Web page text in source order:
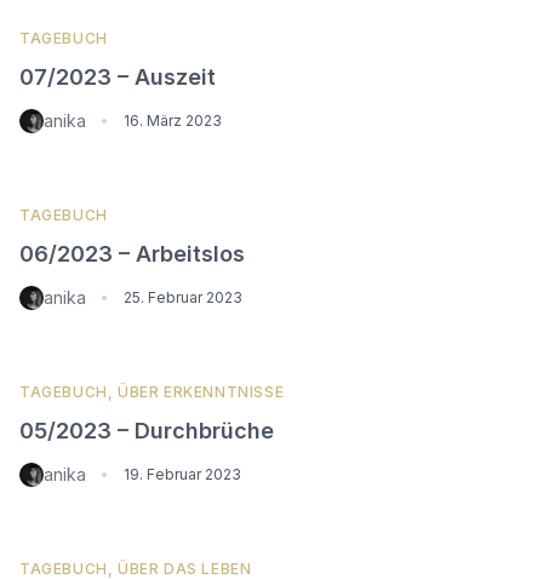
TAGEBUCH
07/2023 – Auszeit
anika • 16. März 2023
TAGEBUCH
06/2023 – Arbeitslos
anika • 25. Februar 2023
TAGEBUCH ,ÜBER ERKENNTNISSE
05/2023 – Durchbrüche
anika • 19. Februar 2023
TAGEBUCH ,ÜBER DAS LEBEN